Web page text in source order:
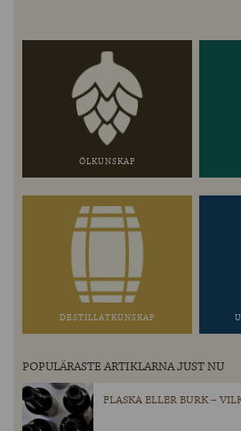
ÖLKUNSKAP
DESTILLATKUNSKAP
POPULÄRASTE ARTIKLARNA JUST NU
FLASKA ELLER BURK –